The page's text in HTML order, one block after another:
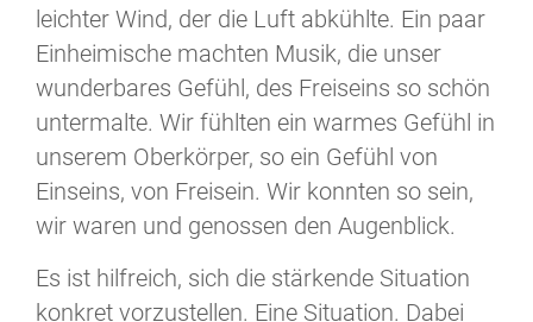
leichter Wind, der die Luft abkühlte. Ein paar
Einheimische machten Musik, die unser
wunderbares Gefühl, des Freiseins so schön
untermalte. Wir fühlten ein warmes Gefühl in
unserem Oberkörper, so ein Gefühl von
Einseins, von Freisein. Wir konnten so sein,
wir waren und genossen den Augenblick.
Es ist hilfreich, sich die stärkende Situation
konkret vorzustellen. Eine Situation. Dabei